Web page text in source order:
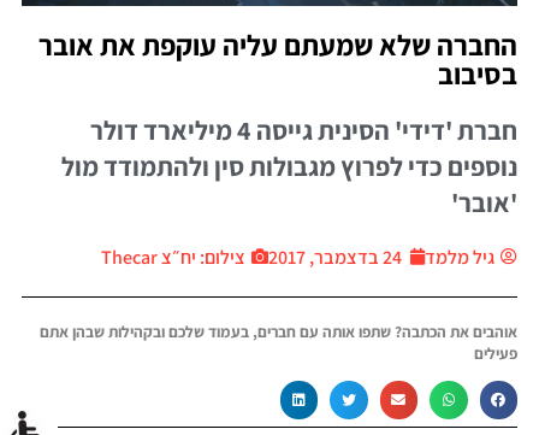
החברה שלא שמעתם עליה עוקפת את אובר
בסיבוב
חברת 'דידי' הסינית גייסה 4 מיליארד דולר
נוספים כדי לפרוץ מגבולות סין ולהתמודד מול
'אובר'
גיל מלמד 24 בדצמבר, 2017 צילום: יח״צ Thecar
אוהבים את הכתבה? שתפו אותה עם חברים, בעמוד שלכם ובקהילות שבהן אתם
פעילים